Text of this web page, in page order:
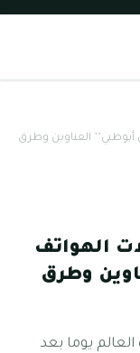
العناوين وطرق
الهواتف
وطرق
يوما بعد